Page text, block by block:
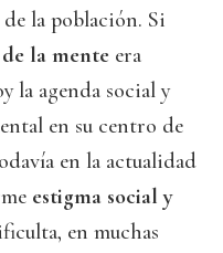
la población. Si
la mente era
la agenda social y
en su centro de
en la actualidad
estigma social y
en muchas